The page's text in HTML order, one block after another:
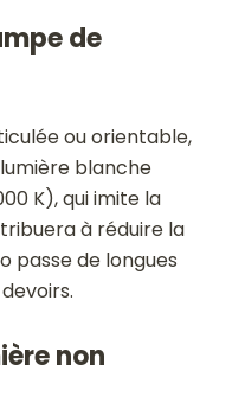
de
ou orientable,
blanche
K), qui imite la
à réduire la
passe de longues
non